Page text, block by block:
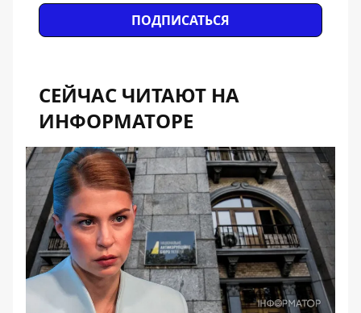
ПОДПИСАТЬСЯ
СЕЙЧАС ЧИТАЮТ НА
ИНФОРМАТОРЕ